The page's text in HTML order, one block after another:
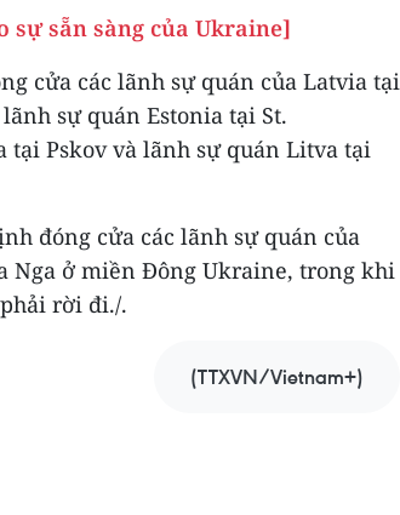
sự sẵn sàng của Ukraine]
cửa các lãnh sự quán của Latvia tại
sự quán Estonia tại St.
tại Pskov và lãnh sự quán Litva tại
đóng cửa các lãnh sự quán của
Nga ở miền Đông Ukraine, trong khi
rời đi./.
(TTXVN/Vietnam+)